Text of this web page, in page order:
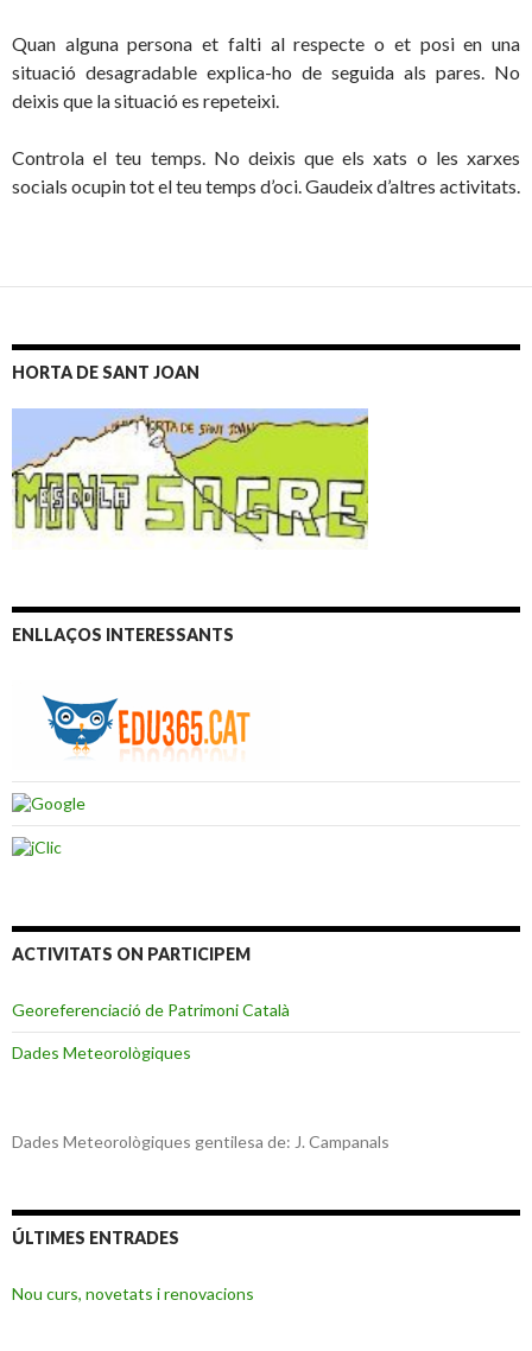
Quan alguna persona et falti al respecte o et posi en una
situació desagradable explica-ho de seguida als pares. No
deixis que la situació es repeteixi.
Controla el teu temps. No deixis que els xats o les xarxes
socials ocupin tot el teu temps d’oci. Gaudeix d’altres activitats.
HORTA DE SANT JOAN
ENLLAÇOS INTERESSANTS
ACTIVITATS ON PARTICIPEM
Georeferenciació de Patrimoni Català
Dades Meteorològiques
Dades Meteorològiques gentilesa de: J. Campanals
ÚLTIMES ENTRADES
Nou curs, novetats i renovacions